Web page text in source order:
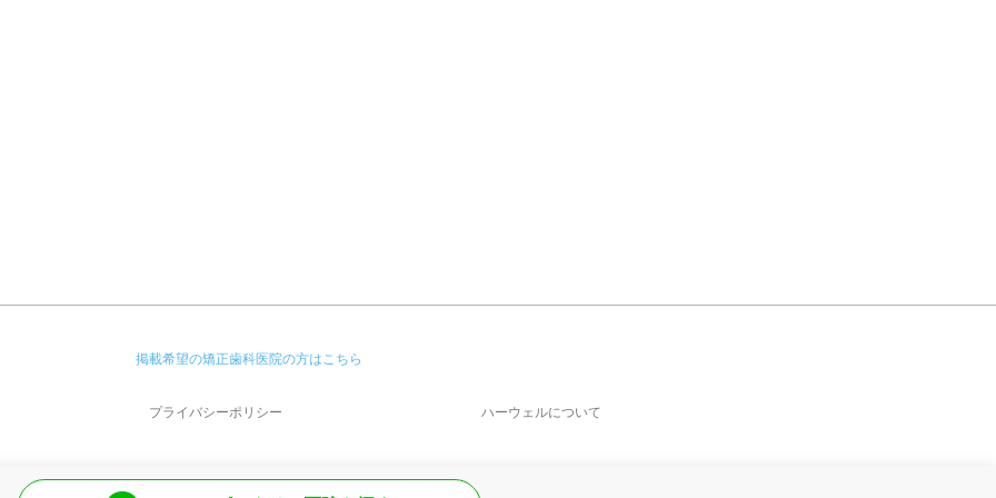
掲載希望の矯正歯科医院の方はこちら
プライバシーポリシー ハーウェルについて